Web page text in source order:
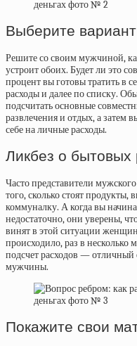
Выберите
Решите со своим мужчиной,
устроит обоих. Будет ли это
процент вы готовы тратить в
расходы и далее по списку.
подсчитать основные
развлечения и отдых, а затем
себе на личные расходы.
Ликбез о бытовых
Часто представители
того, сколько стоят продукты,
коммуналку. А когда вы
недостаточно, они уверены,
винят в этой ситуации
происходило, раз в несколько
подсчет расходов — отличный
мужчины.
Покажите свои